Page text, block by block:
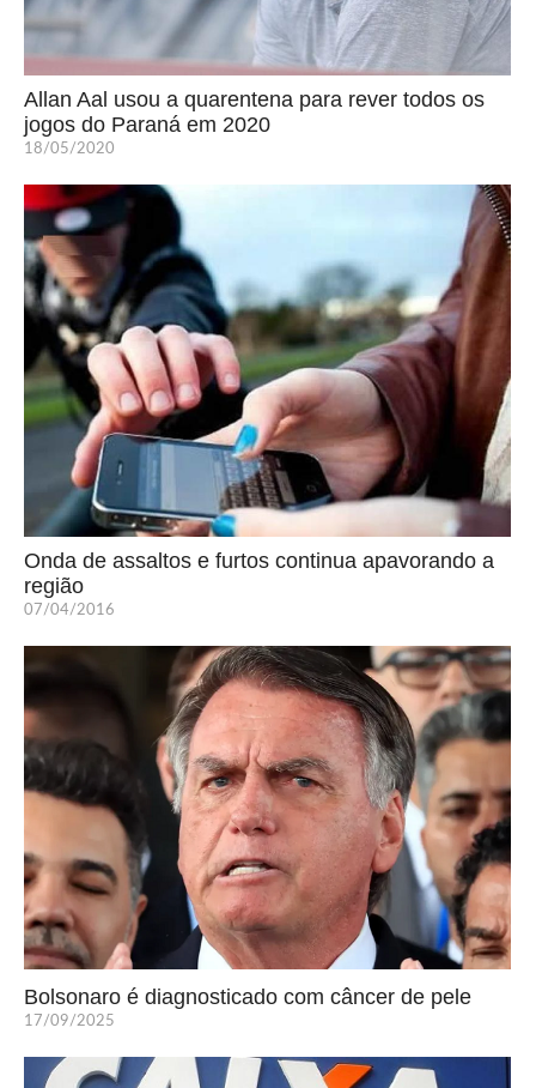
Allan Aal usou a quarentena para rever todos os
jogos do Paraná em 2020
18/05/2020
Onda de assaltos e furtos continua apavorando a
região
07/04/2016
Bolsonaro é diagnosticado com câncer de pele
17/09/2025